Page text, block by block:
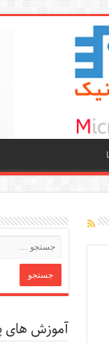
آموزش های